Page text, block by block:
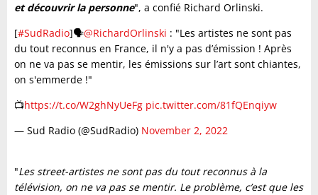
et découvrir la personne", a confié Richard Orlinski.
[#SudRadio]🗣️@RichardOrlinski : "Les artistes ne sont pas
du tout reconnus en France, il n'y a pas d’émission ! Après
on ne va pas se mentir, les émissions sur l’art sont chiantes,
on s'emmerde !"
📺https://t.co/W2ghNyUeFg pic.twitter.com/81fQEnqiyw
— Sud Radio (@SudRadio) November 2, 2022
"Les street-artistes ne sont pas du tout reconnus à la
télévision, on ne va pas se mentir. Le problème, c’est que les